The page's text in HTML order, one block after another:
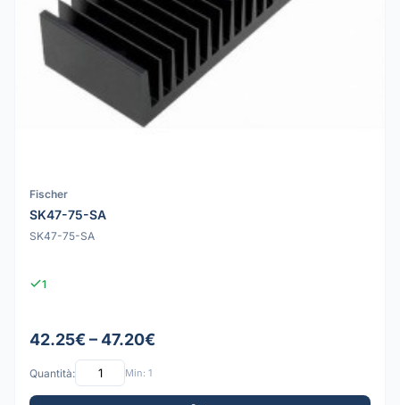
Fischer
SK47-75-SA
SK47-75-SA
1
42.25€ – 47.20€
Quantità: Min: 1